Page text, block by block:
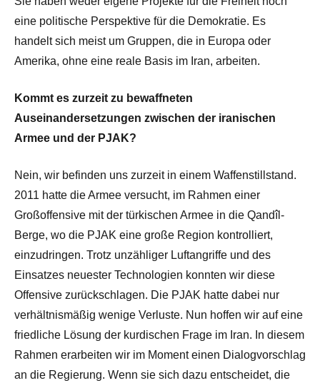
eine politische Perspektive für die Demokratie. Es
handelt sich meist um Gruppen, die in Europa oder
Amerika, ohne eine reale Basis im Iran, arbeiten.
Kommt es zurzeit zu bewaffneten
Auseinandersetzungen zwischen der iranischen
Armee und der PJAK?
Nein, wir befinden uns zurzeit in einem Waffenstillstand.
2011 hatte die Armee versucht, im Rahmen einer
Großoffensive mit der türkischen Armee in die Qandîl-
Berge, wo die PJAK eine große Region kontrolliert,
einzudringen. Trotz unzähliger Luftangriffe und des
Einsatzes neuester Technologien konnten wir diese
Offensive zurückschlagen. Die PJAK hatte dabei nur
verhältnismäßig wenige Verluste. Nun hoffen wir auf eine
friedliche Lösung der kurdischen Frage im Iran. In diesem
Rahmen erarbeiten wir im Moment einen Dialogvorschlag
an die Regierung. Wenn sie sich dazu entscheidet, die